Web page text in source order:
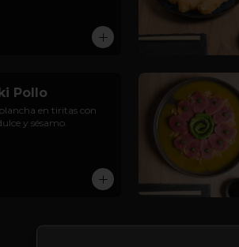
Pollo
en tiritas con
y sésamo.